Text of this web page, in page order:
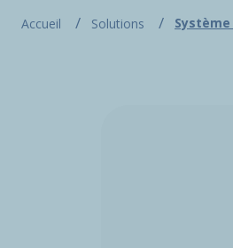
Accueil Solutions